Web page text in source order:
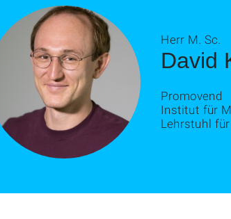
David
Herr M. Sc.
Promovend
Institut für
Lehrstuhl